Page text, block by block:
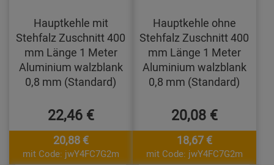
Hauptkehle mit
Stehfalz Zuschnitt 400
mm Länge 1 Meter
Aluminium walzblank
0,8 mm (Standard)
22,46 €
20,88 €
mit Code: jwY4FC7G2m
Hauptkehle ohne
Stehfalz Zuschnitt 400
mm Länge 1 Meter
Aluminium walzblank
0,8 mm (Standard)
20,08 €
18,67 €
mit Code: jwY4FC7G2m